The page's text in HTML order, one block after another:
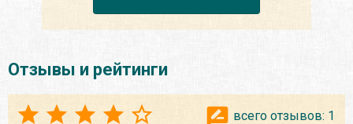
Отзывы и рейтинги
всего отзывов: 1